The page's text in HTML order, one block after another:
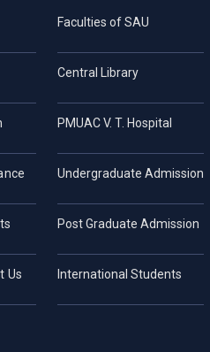
Us
Faculties of SAU
Central Library
PMUAC V. T. Hospital
Undergraduate Admission
Post Graduate Admission
International Students